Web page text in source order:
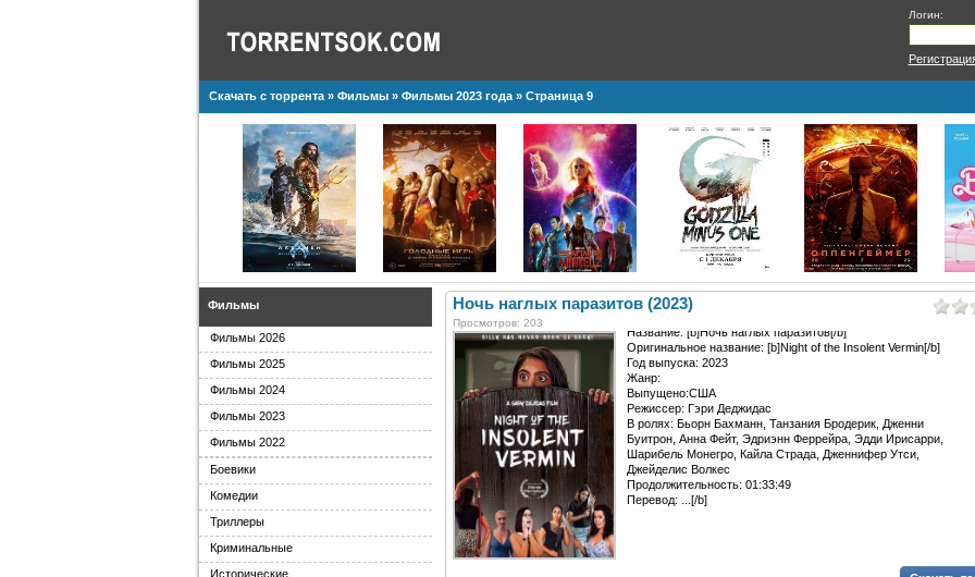
Логин:
Скачать с торрента» Фильмы» Фильмы 2023 года» Страница 9
Ночь наглых паразитов (2023)
Просмотров: 203
Название: [b]Ночь наглых паразитов[/b]
Оригинальное название: [b]Night of the Insolent Vermin[/b]
Год выпуска: 2023
Жанр:
Выпущено:США
Режиссер: Гэри Деджидас
В ролях: Бьорн Бахманн, Танзания Бродерик, Дженни
Буитрон, Анна Фейт, Эдриэнн Феррейра, Эдди Ирисарри,
Шарибель Монегро, Кайла Страда, Дженнифер Утси,
Джейделис Волкес
Продолжительность: 01:33:49
Перевод: ...[/b]
Фильмы
Фильмы 2026
Фильмы 2025
Фильмы 2024
Фильмы 2023
Фильмы 2022
Боевики
Комедии
Триллеры
Криминальные
Исторические